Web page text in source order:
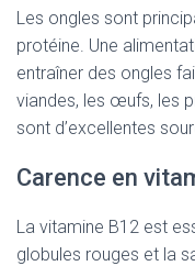
Les ongles sont
protéine. Une
entraîner des ongles
viandes, les œufs, les
sont d’excellentes
Carence en
La vitamine B12 est
globules rouges et la